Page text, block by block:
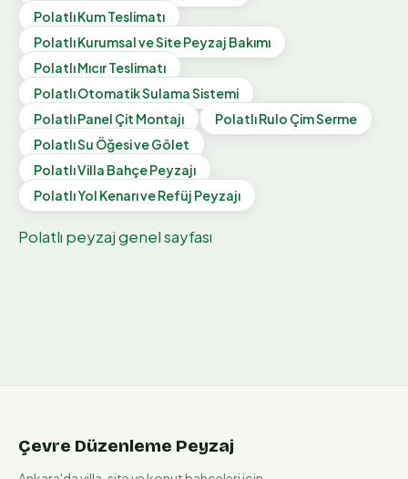
PolatlıKum Teslimatı
PolatlıKurumsal ve Site Peyzaj Bakımı
PolatlıMıcır Teslimatı
PolatlıOtomatik Sulama Sistemi
PolatlıPanel Çit Montajı PolatlıRulo Çim Serme
PolatlıSu Öğesi ve Gölet
PolatlıVilla Bahçe Peyzajı
PolatlıYol Kenarı ve Refüj Peyzajı
Polatlı peyzaj genel sayfası
Çevre Düzenleme Peyzaj